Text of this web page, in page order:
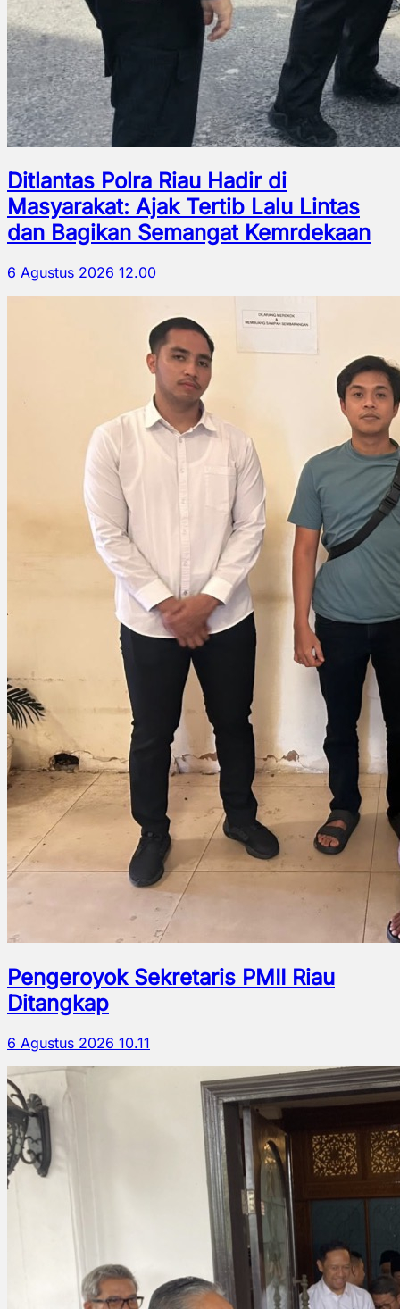
Ditlantas Polra Riau Hadir di
Masyarakat: Ajak Tertib Lalu Lintas
dan Bagikan Semangat Kemrdekaan
6 Agustus 2026 12.00
Pengeroyok Sekretaris PMII Riau
Ditangkap
6 Agustus 2026 10.11